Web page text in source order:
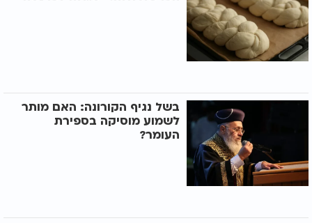
בשל נגיף הקורונה: האם מותר
לשמוע מוסיקה בספירת
העומר?